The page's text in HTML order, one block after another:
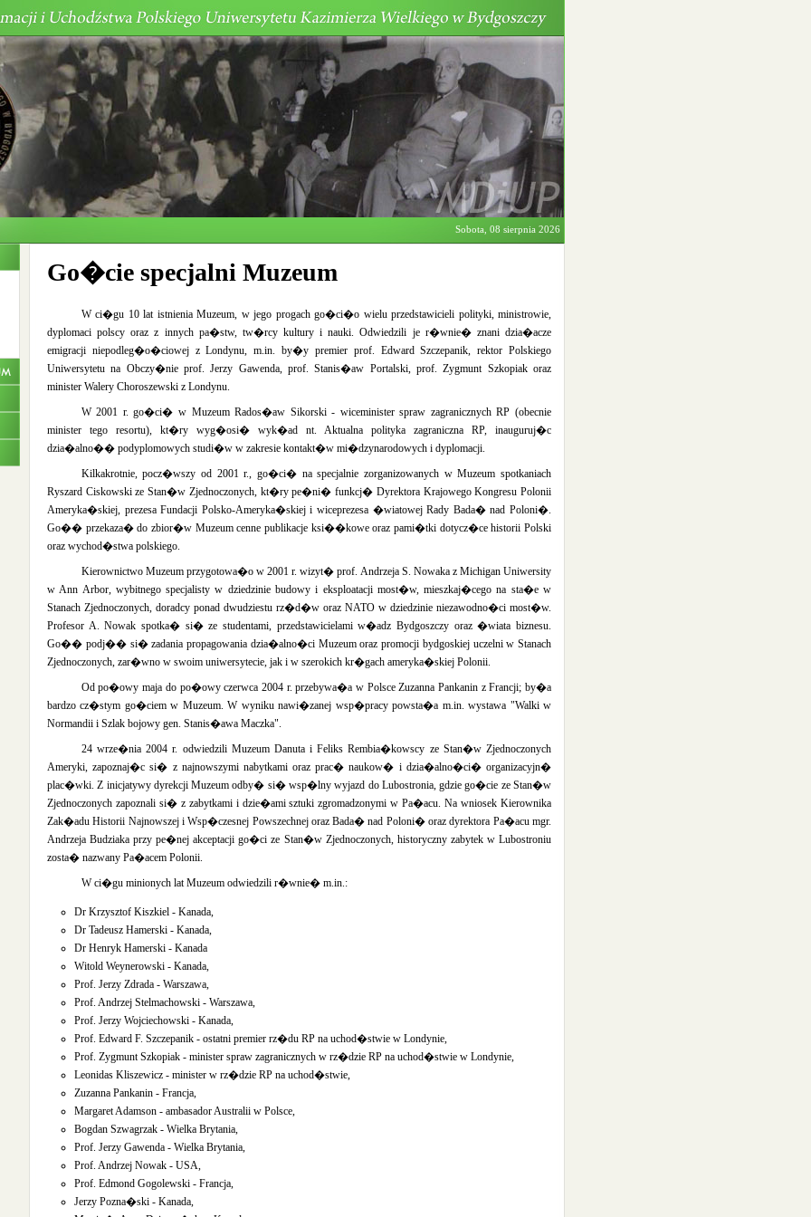
Sobota, 08 sierpnia 2026
Go�cie specjalni Muzeum
W ci�gu 10 lat istnienia Muzeum, w jego progach go�ci�o wielu przedstawicieli polityki, ministrowie,
dyplomaci polscy oraz z innych pa�stw, tw�rcy kultury i nauki. Odwiedzili je r�wnie� znani dzia�acze
emigracji niepodleg�o�ciowej z Londynu, m.in. by�y premier prof. Edward Szczepanik, rektor Polskiego
Uniwersytetu na Obczy�nie prof. Jerzy Gawenda, prof. Stanis�aw Portalski, prof. Zygmunt Szkopiak oraz
minister Walery Choroszewski z Londynu.
W 2001 r. go�ci� w Muzeum Rados�aw Sikorski - wiceminister spraw zagranicznych RP (obecnie
minister tego resortu), kt�ry wyg�osi� wyk�ad nt. Aktualna polityka zagraniczna RP, inauguruj�c
dzia�alno�� podyplomowych studi�w w zakresie kontakt�w mi�dzynarodowych i dyplomacji.
Kilkakrotnie, pocz�wszy od 2001 r., go�ci� na specjalnie zorganizowanych w Muzeum spotkaniach
Ryszard Ciskowski ze Stan�w Zjednoczonych, kt�ry pe�ni� funkcj� Dyrektora Krajowego Kongresu Polonii
Ameryka�skiej, prezesa Fundacji Polsko-Ameryka�skiej i wiceprezesa �wiatowej Rady Bada� nad Poloni�.
Go�� przekaza� do zbior�w Muzeum cenne publikacje ksi��kowe oraz pami�tki dotycz�ce historii Polski
oraz wychod�stwa polskiego.
Kierownictwo Muzeum przygotowa�o w 2001 r. wizyt� prof. Andrzeja S. Nowaka z Michigan Uniwersity
w Ann Arbor, wybitnego specjalisty w dziedzinie budowy i eksploatacji most�w, mieszkaj�cego na sta�e w
Stanach Zjednoczonych, doradcy ponad dwudziestu rz�d�w oraz NATO w dziedzinie niezawodno�ci most�w.
Profesor A. Nowak spotka� si� ze studentami, przedstawicielami w�adz Bydgoszczy oraz �wiata biznesu.
Go�� podj�� si� zadania propagowania dzia�alno�ci Muzeum oraz promocji bydgoskiej uczelni w Stanach
Zjednoczonych, zar�wno w swoim uniwersytecie, jak i w szerokich kr�gach ameryka�skiej Polonii.
Od po�owy maja do po�owy czerwca 2004 r. przebywa�a w Polsce Zuzanna Pankanin z Francji; by�a
bardzo cz�stym go�ciem w Muzeum. W wyniku nawi�zanej wsp�pracy powsta�a m.in. wystawa "Walki w
Normandii i Szlak bojowy gen. Stanis�awa Maczka".
24 wrze�nia 2004 r. odwiedzili Muzeum Danuta i Feliks Rembia�kowscy ze Stan�w Zjednoczonych
Ameryki, zapoznaj�c si� z najnowszymi nabytkami oraz prac� naukow� i dzia�alno�ci� organizacyjn�
plac�wki. Z inicjatywy dyrekcji Muzeum odby� si� wsp�lny wyjazd do Lubostronia, gdzie go�cie ze Stan�w
Zjednoczonych zapoznali si� z zabytkami i dzie�ami sztuki zgromadzonymi w Pa�acu. Na wniosek Kierownika
Zak�adu Historii Najnowszej i Wsp�czesnej Powszechnej oraz Bada� nad Poloni� oraz dyrektora Pa�acu mgr.
Andrzeja Budziaka przy pe�nej akceptacji go�ci ze Stan�w Zjednoczonych, historyczny zabytek w Lubostroniu
zosta� nazwany Pa�acem Polonii.
W ci�gu minionych lat Muzeum odwiedzili r�wnie� m.in.:
Dr Krzysztof Kiszkiel - Kanada,
Dr Tadeusz Hamerski - Kanada,
Dr Henryk Hamerski - Kanada
Witold Weynerowski - Kanada,
Prof. Jerzy Zdrada - Warszawa,
Prof. Andrzej Stelmachowski - Warszawa,
Prof. Jerzy Wojciechowski - Kanada,
Prof. Edward F. Szczepanik - ostatni premier rz�du RP na uchod�stwie w Londynie,
Prof. Zygmunt Szkopiak - minister spraw zagranicznych w rz�dzie RP na uchod�stwie w Londynie,
Leonidas Kliszewicz - minister w rz�dzie RP na uchod�stwie,
Zuzanna Pankanin - Francja,
Margaret Adamson - ambasador Australii w Polsce,
Bogdan Szwagrzak - Wielka Brytania,
Prof. Jerzy Gawenda - Wielka Brytania,
Prof. Andrzej Nowak - USA,
Prof. Edmond Gogolewski - Francja,
Jerzy Pozna�ski - Kanada,